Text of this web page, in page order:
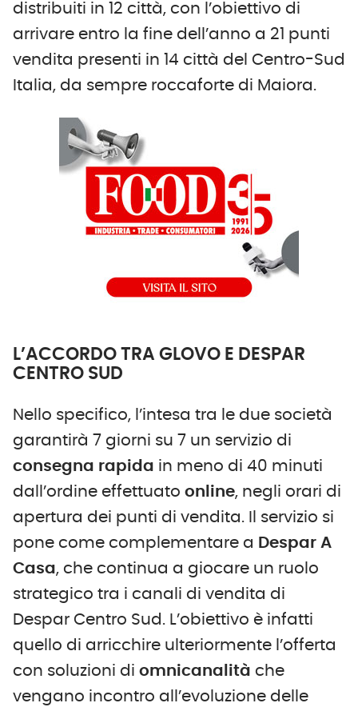
distribuiti in 12 città, con l’obiettivo di
arrivare entro la fine dell’anno a 21 punti
vendita presenti in 14 città del Centro-Sud
Italia, da sempre roccaforte di Maiora.
L’ACCORDO TRA GLOVO E DESPAR
CENTRO SUD
Nello specifico, l’intesa tra le due società
garantirà 7 giorni su 7 un servizio di
consegna rapida in meno di 40 minuti
dall’ordine effettuato online, negli orari di
apertura dei punti di vendita. Il servizio si
pone come complementare a Despar A
Casa, che continua a giocare un ruolo
strategico tra i canali di vendita di
Despar Centro Sud. L’obiettivo è infatti
quello di arricchire ulteriormente l’offerta
con soluzioni di omnicanalità che
vengano incontro all’evoluzione delle